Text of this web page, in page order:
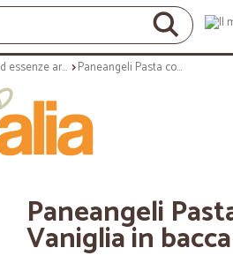
Lieviti ed essenze aromatiche Paneangeli Pasta con Estratto di Vaniglia in bacca gr.50
Paneangeli
Vaniglia in